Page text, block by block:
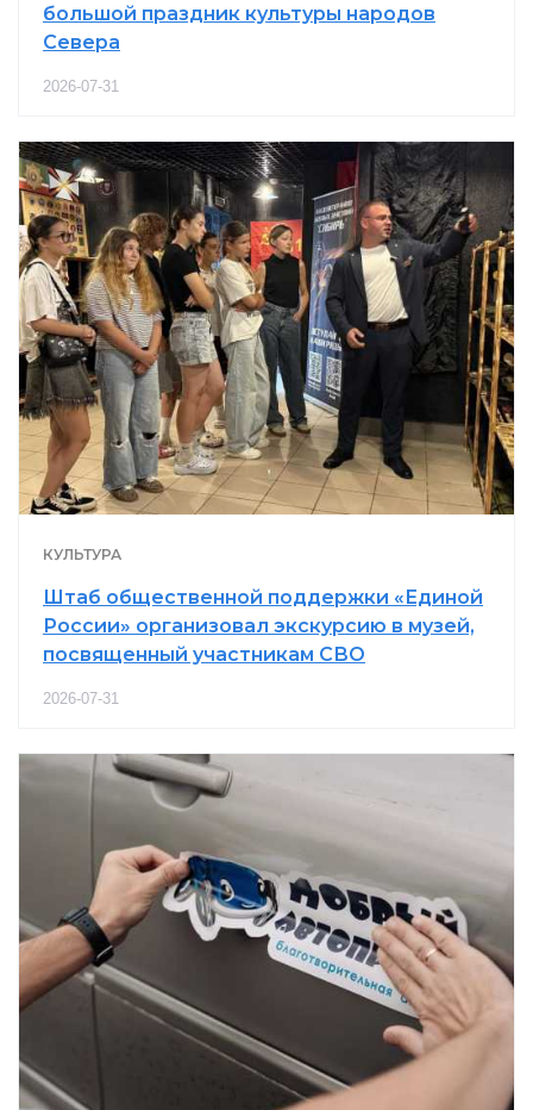
большой праздник культуры народов
Севера
2026-07-31
КУЛЬТУРА
Штаб общественной поддержки «Единой
России» организовал экскурсию в музей,
посвященный участникам СВО
2026-07-31